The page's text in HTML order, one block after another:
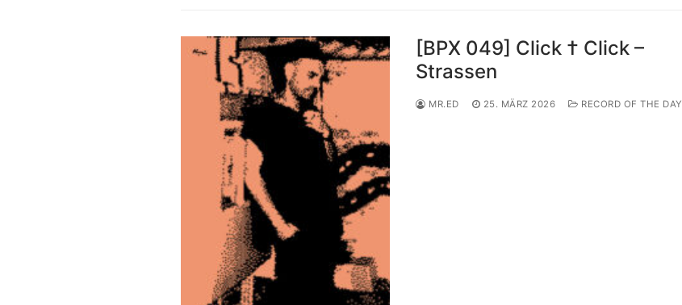
[BPX 049] Click † Click –
Strassen
MR.ED 25. MÄRZ 2026 RECORD OF THE DAY